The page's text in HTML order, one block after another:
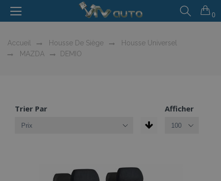
0
Accueil Housse De Siège
Housse Universel
MAZDA
DEMIO
Trier Par Afficher